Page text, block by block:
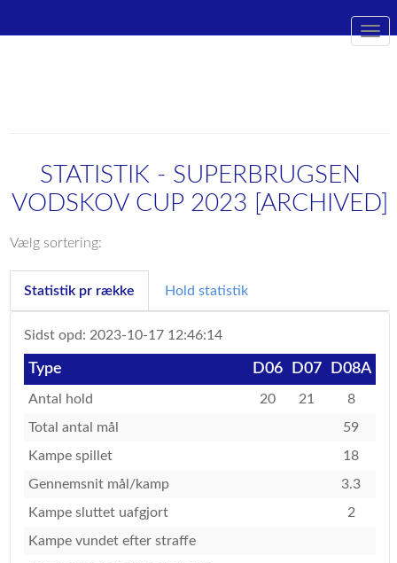
STATISTIK - SUPERBRUGSEN
VODSKOV CUP 2023 [ARCHIVED]
Vælg sortering:
Statistik pr række Hold statistik
Sidst opd: 2023-10-17 12:46:14
Type D06 D07 D08A
Antal hold 20 21 8
Total antal mål
59
Kampe spillet
18
Gennemsnit mål/kamp
3.3
Kampe sluttet uafgjort
2
Kampe vundet efter straffe